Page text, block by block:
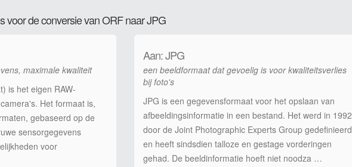
voor de conversie van ORF naar JPG
maximale kwaliteit
is het eigen RAW-
Het formaat is,
gebaseerd op de
sensorgegevens
voor
Aan: JPG
een beeldformaat dat gevoelig is voor kwaliteitsverlies
bij foto's
JPG is een gegevensformaat voor het opslaan van
afbeeldingsinformatie in een bestand. Het werd in 1992
door de Joint Photographic Experts Group gedefinieerd
en heeft sindsdien talloze en gestage vorderingen
gehad. De beeldinformatie hoeft niet noodza …